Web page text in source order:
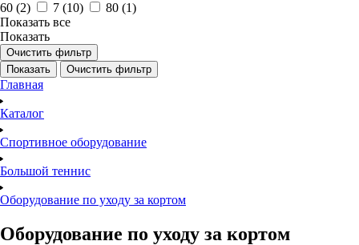
60 (2) 7 (10) 80 (1)
Показать все
Показать
Очистить фильтр
Показать
Очистить фильтр
Главная
Каталог
Спортивное оборудование
Большой теннис
Оборудование по уходу за кортом
Оборудование по уходу за кортом